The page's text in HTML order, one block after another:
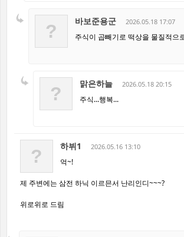
? 바보준용군 2026.05.18 17:07
주식이 곱빼기로 떡상을 물질적으
? 맑은하늘 2026.05.18 20:15
주식...행복...
? 하뷔1 2026.05.16 13:10
억~!
제 주변에는 삼전 하닉 이르믄서 난리인디~~~?
위로위로 드림